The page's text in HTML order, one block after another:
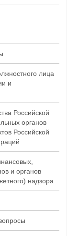
лица
и
Российской
органов
Российской
и органов
надзора